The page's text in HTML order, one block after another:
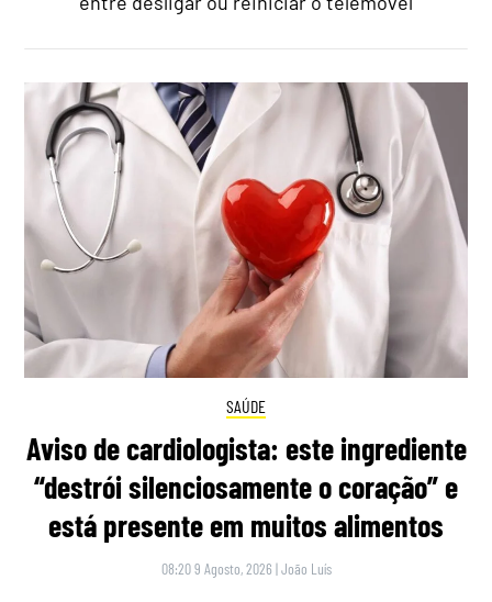
SAÚDE
Aviso de cardiologista: este ingrediente
“destrói silenciosamente o coração” e
está presente em muitos alimentos
08:20 9 Agosto, 2026 |João Luís